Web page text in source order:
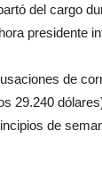
del cargo
presidente
de
29.240
de